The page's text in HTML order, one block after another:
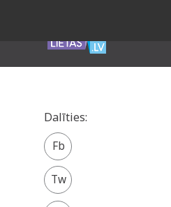
Dalīties:
Facebook
share
Twitter